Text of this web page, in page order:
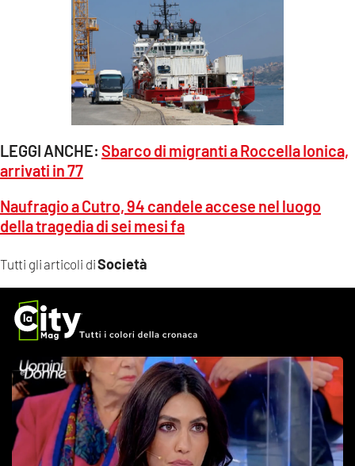
Tutti gli articoli diSocietà
LEGGI ANCHE: Sbarco di migranti a Roccella Ionica,
arrivati in 77
Naufragio a Cutro, 94 candele accese nel luogo
della tragedia di sei mesi fa